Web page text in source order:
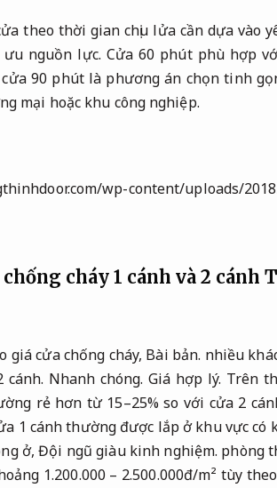
theo thời gian chịu lửa cần dựa vào
nguồn lực. Cửa 60 phút phù hợp
90 phút là phương án chọn tinh
mại hoặc khu công nghiệp.
cháy 1 cánh và 2 cánh
giá cửa chống cháy, Bài bản. nhiều
cánh. Nhanh chóng. Giá hợp lý. Trên
rẻ hơn từ 15–25% so với cửa 2
1 cánh thường được lắp ở khu vực
ở,Đội ngũ giàu kinh nghiệm. phòng
1.200.000 – 2.500.000đ/m² tùy